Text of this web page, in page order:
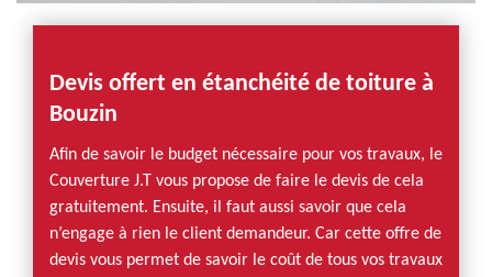
Devis offert en étanchéité de toiture à
Bouzin
Afin de savoir le budget nécessaire pour vos travaux, le
Couverture J.T vous propose de faire le devis de cela
gratuitement. Ensuite, il faut aussi savoir que cela
n’engage à rien le client demandeur. Car cette offre de
devis vous permet de savoir le coût de tous vos travaux